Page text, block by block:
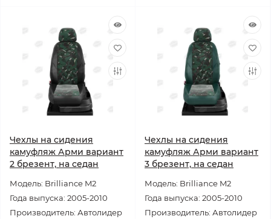
Чехлы на сидения
камуфляж Арми вариант
2 брезент, на седан
Модель: Brilliance M2
Года выпуска: 2005-2010
Производитель: Автолидер
Чехлы на сидения
камуфляж Арми вариант
3 брезент, на седан
Модель: Brilliance M2
Года выпуска: 2005-2010
Производитель: Автолидер